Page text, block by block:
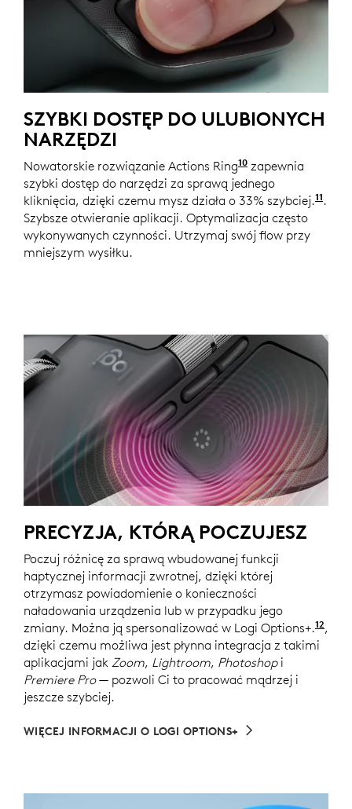
SZYBKI DOSTĘP DO ULUBIONYCH
NARZĘDZI
Nowatorskie rozwiązanie Actions Ring10 Wymaga Logi
zapewnia
szybki dostęp do narzędzi za sprawą jednego
kliknięcia, dzięki czemu mysz działa o 33% szybciej.11 Ze
.
Szybsze otwieranie aplikacji. Optymalizacja często
wykonywanych czynności. Utrzymaj swój flow przy
mniejszym wysiłku.
PRECYZJA, KTÓRĄ POCZUJESZ
Poczuj różnicę za sprawą wbudowanej funkcji
haptycznej informacji zwrotnej, dzięki której
otrzymasz powiadomienie o konieczności
naładowania urządzenia lub w przypadku jego
zmiany. Można ją spersonalizować w Logi Options+.12Do
,
dzięki czemu możliwa jest płynna integracja z takimi
aplikacjami jak Zoom, Lightroom, Photoshopi
Premiere Pro— pozwoli Ci to pracować mądrzej i
jeszcze szybciej.
WIĘCEJ INFORMACJI O LOGI OPTIONS+